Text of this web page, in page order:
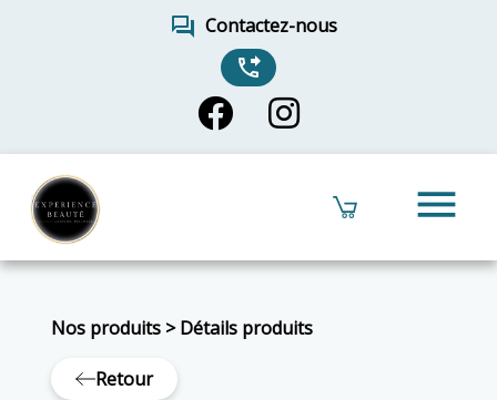
forum Contactez-nous
phone_forwarded
menu
Nos produits>Détails produits
Retour